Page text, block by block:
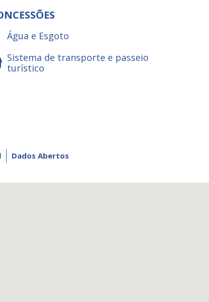
Água e Esgoto
Sistema de transporte e passeio
turístico
Dados Abertos